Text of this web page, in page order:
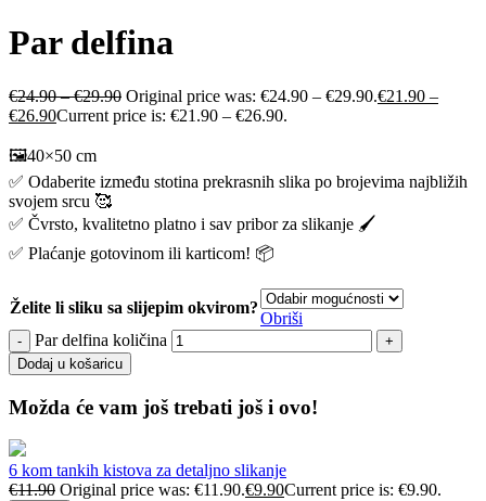
Par delfina
€24.90–€29.90 Original price was: €24.90 – €29.90.€21.90 –
€26.90Current price is: €21.90 – €26.90.
🖼️40×50 cm
✅ Odaberite između stotina prekrasnih slika po brojevima najbližih
svojem srcu 🥰
✅ Čvrsto, kvalitetno platno i sav pribor za slikanje 🖌️
✅ Plaćanje gotovinom ili karticom! 📦
Želite li sliku sa slijepim okvirom?
Obriši
Par delfina količina
Dodaj u košaricu
Možda će vam još trebati još i ovo!
6 kom tankih kistova za detaljno slikanje
€11.90 Original price was: €11.90.€9.90Current price is: €9.90.